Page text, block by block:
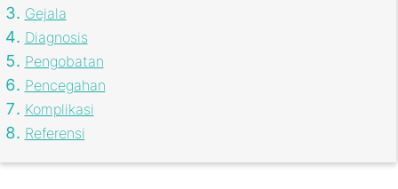
Gejala
Diagnosis
Pengobatan
Pencegahan
Komplikasi
Referensi